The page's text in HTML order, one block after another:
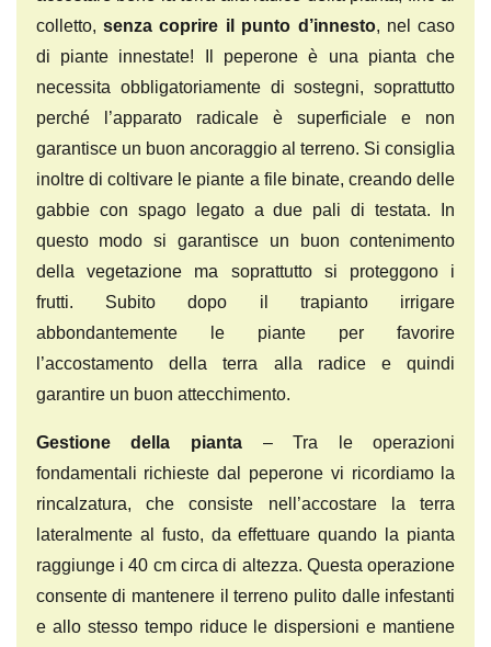
colletto,senza coprire il punto d’innesto, nel caso
di piante innestate! Il peperone è una pianta che
necessita obbligatoriamente di sostegni, soprattutto
perché l’apparato radicale è superficiale e non
garantisce un buon ancoraggio al terreno. Si consiglia
inoltre di coltivare le piante a file binate, creando delle
gabbie con spago legato a due pali di testata. In
questo modo si garantisce un buon contenimento
della vegetazione ma soprattutto si proteggono i
frutti. Subito dopo il trapianto irrigare
abbondantemente le piante per favorire
l’accostamento della terra alla radice e quindi
garantire un buon attecchimento.
Gestione della pianta– Tra le operazioni
fondamentali richieste dal peperone vi ricordiamo la
rincalzatura, che consiste nell’accostare la terra
lateralmente al fusto, da effettuare quando la pianta
raggiunge i 40 cm circa di altezza. Questa operazione
consente di mantenere il terreno pulito dalle infestanti
e allo stesso tempo riduce le dispersioni e mantiene